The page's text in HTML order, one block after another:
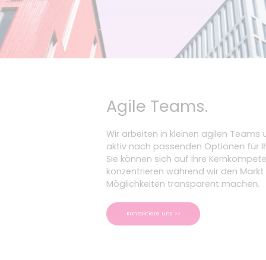
Agile Teams.
Wir arbeiten in kleinen agilen Teams und
aktiv nach passenden Optionen für Ihr
Sie können sich auf Ihre Kernkompetenzen
konzentrieren während wir den Markt und
Möglichkeiten transparent machen.
Kontaktiere uns >>